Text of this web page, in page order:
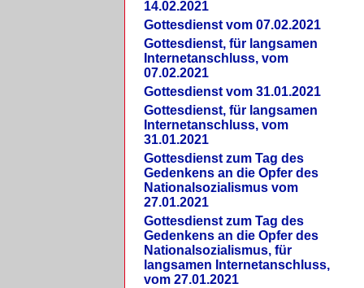
14.02.2021
Gottesdienst vom 07.02.2021
Gottesdienst, für langsamen
Internetanschluss, vom
07.02.2021
Gottesdienst vom 31.01.2021
Gottesdienst, für langsamen
Internetanschluss, vom
31.01.2021
Gottesdienst zum Tag des
Gedenkens an die Opfer des
Nationalsozialismus vom
27.01.2021
Gottesdienst zum Tag des
Gedenkens an die Opfer des
Nationalsozialismus, für
langsamen Internetanschluss,
vom 27.01.2021